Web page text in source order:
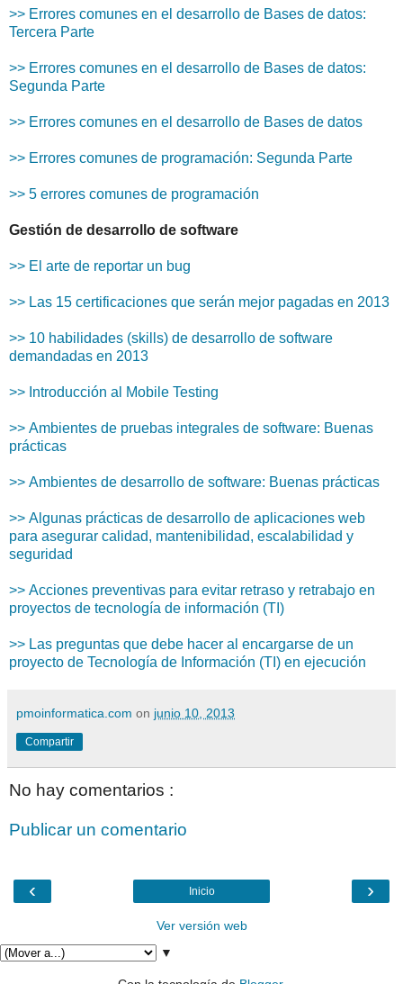
>> Errores comunes en el desarrollo de Bases de datos:
Tercera Parte
>> Errores comunes en el desarrollo de Bases de datos:
Segunda Parte
>> Errores comunes en el desarrollo de Bases de datos
>> Errores comunes de programación: Segunda Parte
>> 5 errores comunes de programación
Gestión de desarrollo de software
>> El arte de reportar un bug
>> Las 15 certificaciones que serán mejor pagadas en 2013
>> 10 habilidades (skills) de desarrollo de software
demandadas en 2013
>> Introducción al Mobile Testing
>> Ambientes de pruebas integrales de software: Buenas
prácticas
>> Ambientes de desarrollo de software: Buenas prácticas
>> Algunas prácticas de desarrollo de aplicaciones web
para asegurar calidad, mantenibilidad, escalabilidad y
seguridad
>> Acciones preventivas para evitar retraso y retrabajo en
proyectos de tecnología de información (TI)
>> Las preguntas que debe hacer al encargarse de un
proyecto de Tecnología de Información (TI) en ejecución
pmoinformatica.com on junio 10, 2013
Compartir
No hay comentarios :
Publicar un comentario
‹ ›
Inicio
Ver versión web
▼